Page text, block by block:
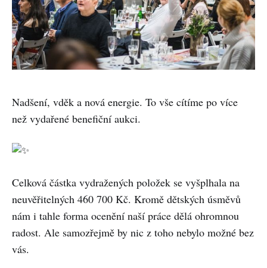
Nadšení, vděk a nová energie. To vše cítíme po více
než vydařené benefiční aukci.
Celková částka vydražených položek se vyšplhala na
neuvěřitelných 460 700 Kč. Kromě dětských úsměvů
nám i tahle forma ocenění naší práce dělá ohromnou
radost. Ale samozřejmě by nic z toho nebylo možné bez
vás.